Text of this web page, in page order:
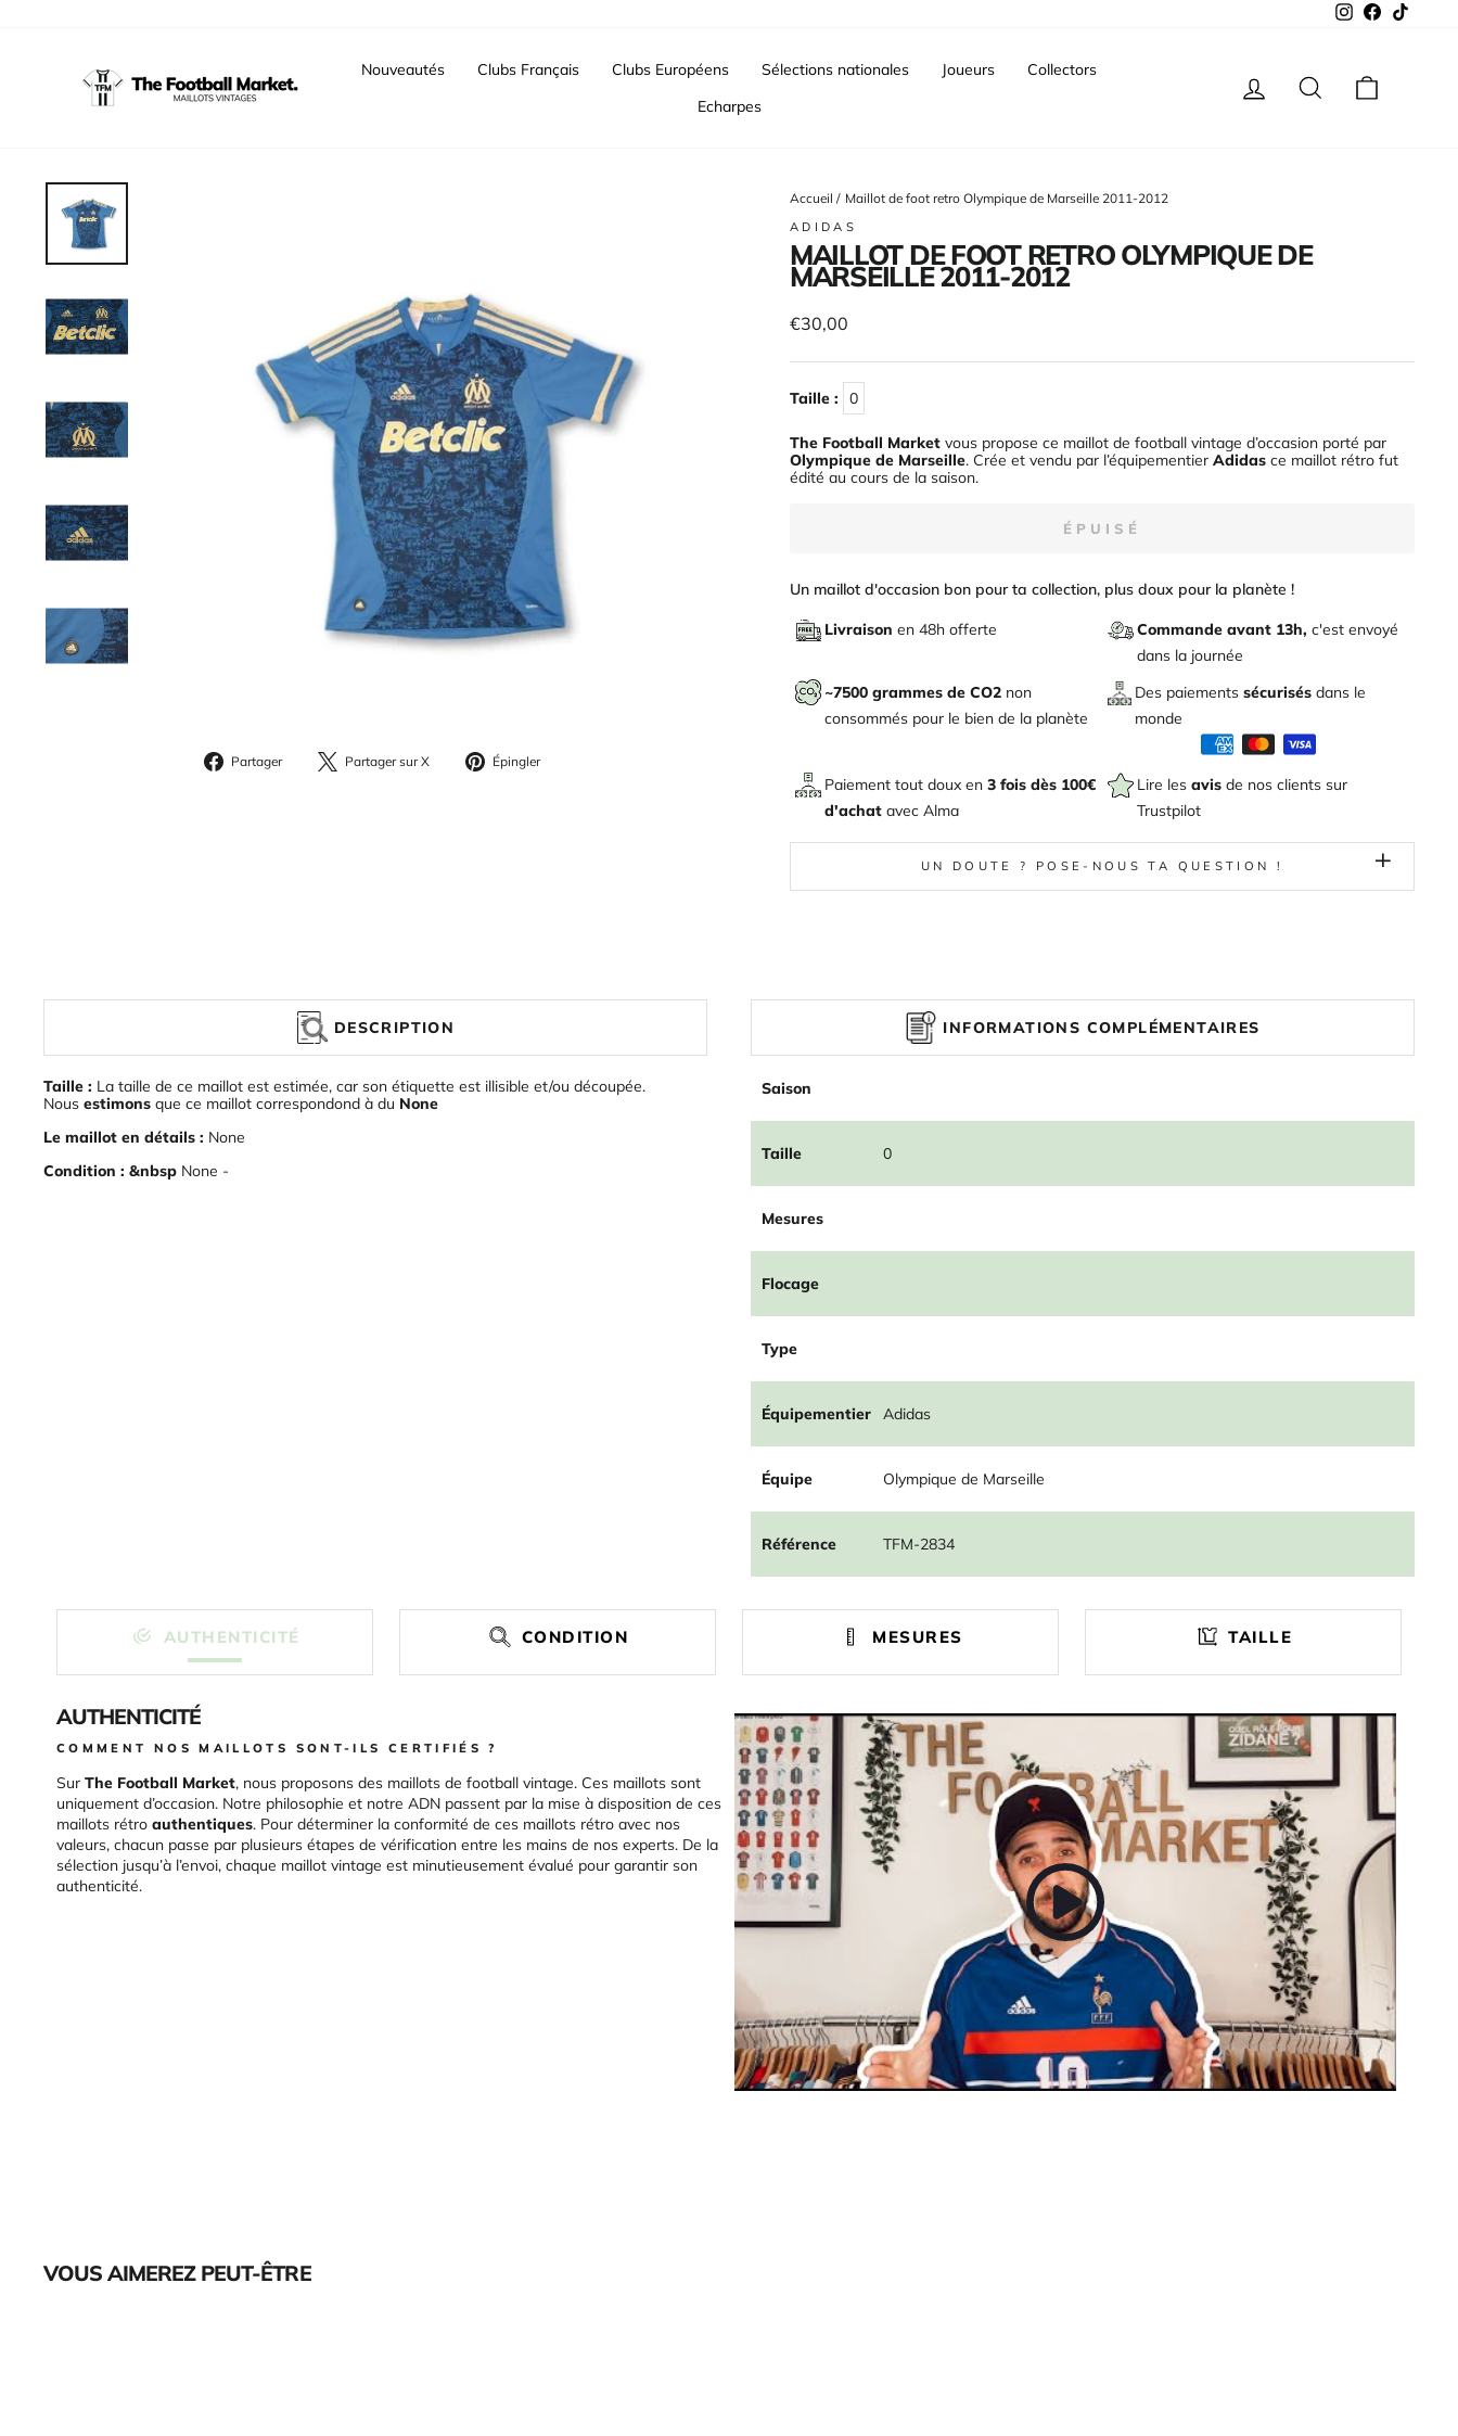
InstagramFacebook
Nouveautés Clubs Français Clubs Européens Sélections nationales Joueurs
Collectors
Echarpes
Se connecterRechercher
Partager
Partager
sur
Partager sur X
PartagerÉpingler
Accueil / Maillot de foot retro Olympique de Marseille 2011-2012
ADIDAS
MAILLOT DE FOOT RETRO OLYMPIQUE DE
MARSEILLE 2011-2012
Prix
€30,00
Taille : 0
The Football Market vous propose ce maillot de football vintage d’occasion porté par
Olympique de Marseille. Crée et vendu par l’équipementier Adidas ce maillot rétro fut
édité au cours de la saison.
ÉPUISÉ
Un maillot d'occasion bon pour ta collection, plus doux pour la planète !
Livraison en 48h offerte Commande avant 13h, c'est envoyé
dans la journée
~7500 grammes de CO2 non
consommés pour le bien de la planète
Des paiements sécurisés dans le
monde
Paiement tout doux en 3 fois dès 100€
d'achat avec Alma
Lire les avis de nos clients sur
Trustpilot
UN DOUTE ? POSE-NOUS TA QUESTION !
DESCRIPTION
Taille : La taille de ce maillot est estimée, car son étiquette est illisible et/ou découpée.
Nous estimons que ce maillot correspondond à du None
Le maillot en détails : None
Condition : &nbsp None -
INFORMATIONS COMPLÉMENTAIRES
Saison
Taille 0
Mesures
Flocage
Type
Équipementier Adidas
Équipe Olympique de Marseille
Référence TFM-2834
AUTHENTICITÉ CONDITION MESURES TAILLE
AUTHENTICITÉ
COMMENT NOS MAILLOTS SONT-ILS CERTIFIÉS ?
Sur The Football Market, nous proposons des maillots de football vintage. Ces maillots sont
uniquement d’occasion. Notre philosophie et notre ADN passent par la mise à disposition de ces
maillots rétro authentiques. Pour déterminer la conformité de ces maillots rétro avec nos
valeurs, chacun passe par plusieurs étapes de vérification entre les mains de nos experts. De la
sélection jusqu’à l’envoi, chaque maillot vintage est minutieusement évalué pour garantir son
authenticité.
VOUS AIMEREZ PEUT-ÊTRE